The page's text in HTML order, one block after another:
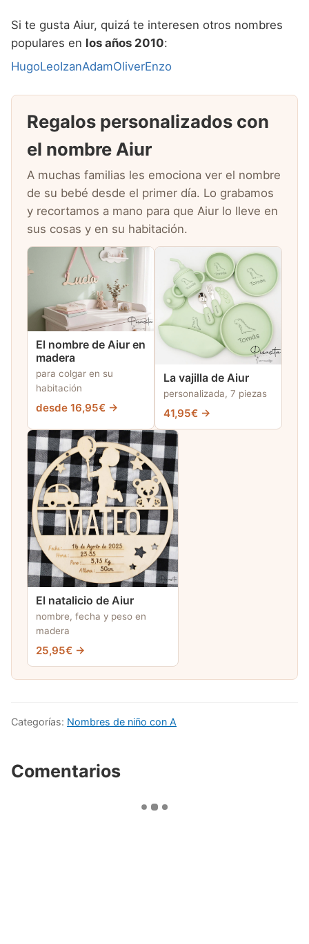
Si te gusta Aiur, quizá te interesen otros nombres
populares en los años 2010:
HugoLeoIzanAdamOliverEnzo
Regalos personalizados con
el nombre Aiur
A muchas familias les emociona ver el nombre
de su bebé desde el primer día. Lo grabamos
y recortamos a mano para que Aiur lo lleve en
sus cosas y en su habitación.
El nombre de Aiur en
madera
para colgar en su
habitación
desde 16,95€ →
La vajilla de Aiur
personalizada, 7 piezas
41,95€ →
El natalicio de Aiur
nombre, fecha y peso en
madera
25,95€ →
Categorías: Nombres de niño con A
Comentarios